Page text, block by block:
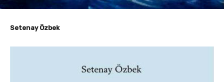
Setenay Özbek